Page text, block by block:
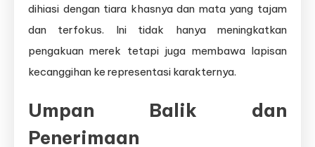
dihiasi dengan tiara khasnya dan mata yang tajam
dan terfokus. Ini tidak hanya meningkatkan
pengakuan merek tetapi juga membawa lapisan
kecanggihan ke representasi karakternya.
Umpan Balik dan
Penerimaan